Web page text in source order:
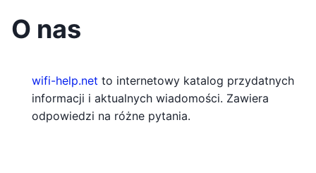
O nas
wifi-help.net to internetowy katalog przydatnych
informacji i aktualnych wiadomości. Zawiera
odpowiedzi na różne pytania.